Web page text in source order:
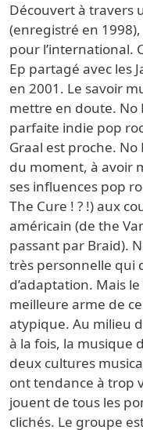
Découvert à travers
(enregistré en 1998),
pour l’international.
Ep partagé avec les
en 2001. Le savoir
mettre en doute. No
parfaite indie pop
Graal est proche.
du moment, à avoir
ses influences pop
The Cure ! ? !) aux
américain (de the
passant par Braid).
très personnelle qui
d’adaptation. Mais
meilleure arme de
atypique. Au milieu
à la fois, la musique
deux cultures
ont tendance à trop
jouent de tous les
clichés. Le groupe